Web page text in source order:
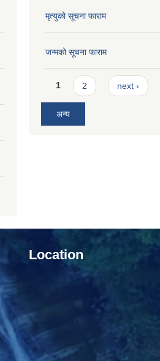
मृत्युको सूचना फाराम
जन्मको सूचना फाराम
Pages
1 2 next ›
अन्य
Location